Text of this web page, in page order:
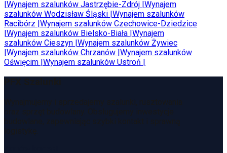
Wynajem szalunków Jastrzębie-Zdrój Wynajem
szalunków Wodzisław Śląski Wynajem szalunków
Racibórz Wynajem szalunków Czechowice-Dziedzice
Wynajem szalunków Bielsko-Biała Wynajem
szalunków Cieszyn Wynajem szalunków Żywiec
Wynajem szalunków Chrzanów Wynajem szalunków
Oświęcim Wynajem szalunków Ustroń